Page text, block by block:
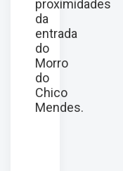
proximidades
da
entrada
do
Morro
do
Chico
Mendes.